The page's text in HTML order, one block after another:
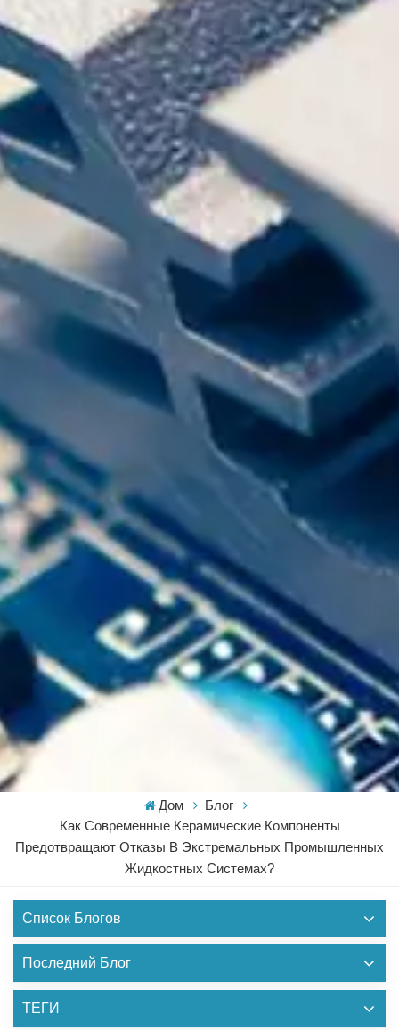
Дом
Блог
Как Современные Керамические Компоненты
Предотвращают Отказы В Экстремальных Промышленных
Жидкостных Системах?
Список Блогов
Последний Блог
ТЕГИ